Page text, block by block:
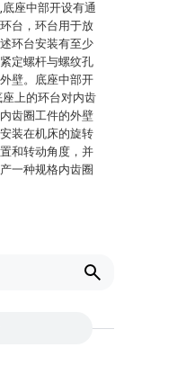
座中部开设有通
台，环台用于放
环台安装有至少
定螺杆与螺纹孔
壁。底座中部开
上的环台对内齿
齿圈工件的外壁
装在机床的旋转
和转动角度，并
一种规格内齿圈